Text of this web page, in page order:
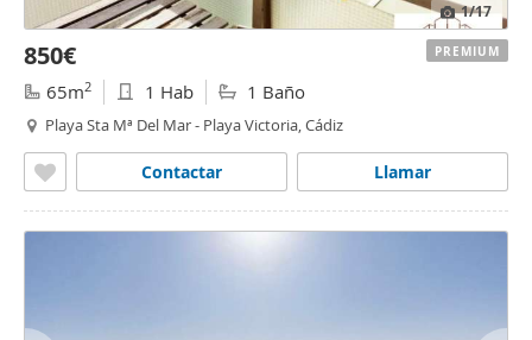
1/17
850€
65m2 1 Hab 1 Baño
Playa Sta Mª Del Mar - Playa Victoria, Cádiz
Llamar
Contactar
PREMIUM